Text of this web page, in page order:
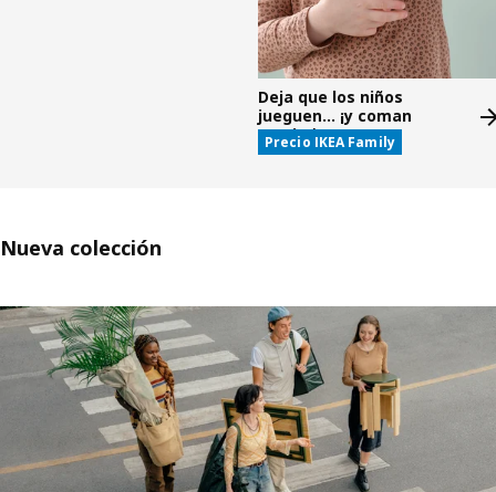
Deja que los niños
jueguen... ¡y coman
gratis!*
Precio IKEA Family
Nueva colección
Saltar listado